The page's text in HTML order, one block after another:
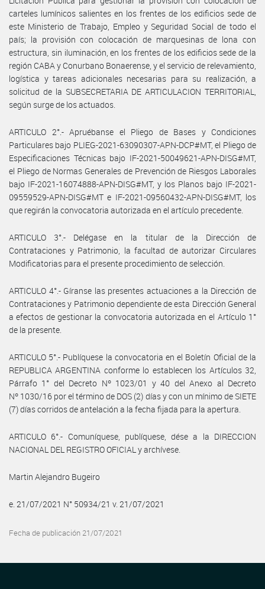
carteles lumínicos salientes en los frentes de los edificios sede de
este Ministerio de Trabajo, Empleo y Seguridad Social de todo el
país; la provisión con colocación de marquesinas de lona con
estructura, sin iluminación, en los frentes de los edificios sede de la
región CABA y Conurbano Bonaerense, y el servicio de relevamiento,
logística y tareas adicionales necesarias para su realización, a
solicitud de la SUBSECRETARIA DE ARTICULACION TERRITORIAL,
según surge de los actuados.
ARTICULO 2°.- Apruébanse el Pliego de Bases y Condiciones
Particulares bajo PLIEG-2021-63090307-APN-DCP#MT, el Pliego de
Especificaciones Técnicas bajo IF-2021-50049621-APN-DISG#MT,
el Pliego de Normas Generales de Prevención de Riesgos Laborales
bajo IF-2021-16074888-APN-DISG#MT, y los Planos bajo IF-2021-
09559529-APN-DISG#MT e IF-2021-09560432-APN-DISG#MT, los
que regirán la convocatoria autorizada en el artículo precedente.
ARTICULO 3°.- Delégase en la titular de la Dirección de
Contrataciones y Patrimonio, la facultad de autorizar Circulares
Modificatorias para el presente procedimiento de selección.
ARTICULO 4°.- Gíranse las presentes actuaciones a la Dirección de
Contrataciones y Patrimonio dependiente de esta Dirección General
a efectos de gestionar la convocatoria autorizada en el Artículo 1°
de la presente.
ARTICULO 5°.- Publíquese la convocatoria en el Boletín Oficial de la
REPUBLICA ARGENTINA conforme lo establecen los Artículos 32,
Párrafo 1° del Decreto Nº 1023/01 y 40 del Anexo al Decreto
Nº 1030/16 por el término de DOS (2) días y con un mínimo de SIETE
(7) días corridos de antelación a la fecha fijada para la apertura.
ARTICULO 6°.- Comuníquese, publíquese, dése a la DIRECCION
NACIONAL DEL REGISTRO OFICIAL y archívese.
Martin Alejandro Bugeiro
e. 21/07/2021 N° 50934/21 v. 21/07/2021
Fecha de publicación 21/07/2021